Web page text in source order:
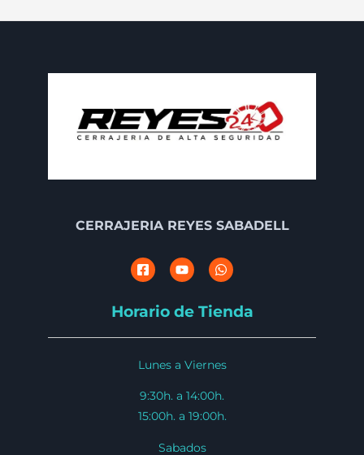
CERRAJERIA REYES SABADELL
Horario de Tienda
Lunes a Viernes
9:30h. a 14:00h.
15:00h. a 19:00h.
Sabados